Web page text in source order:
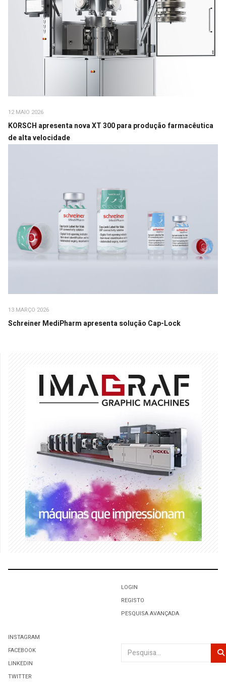
12 MAIO 2026
KORSCH apresenta nova XT 300 para produção farmacêutica
de alta velocidade
13 MARÇO 2026
Schreiner MediPharm apresenta solução Cap-Lock
LOGIN
REGISTO
PESQUISA AVANÇADA
INSTAGRAM
FACEBOOK
LINKEDIN
TWITTER
Pesquisar